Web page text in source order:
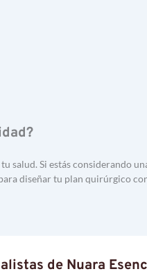
salud. Si estás considerando
diseñar tu plan quirúrgico
de Nuara